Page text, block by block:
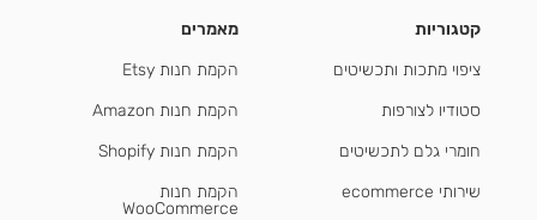
קטגוריות
ציפוי מתכות ותכשיטים
סטודיו לצורפות
חומרי גלם לתכשיטים
שירותי ecommerce
מאמרים
הקמת חנות Etsy
הקמת חנות Amazon
הקמת חנות Shopify
הקמת חנות
WooCommerce